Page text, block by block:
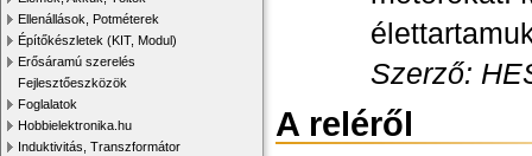
Ellenállások, Potméterek
Építőkészletek (KIT, Modul)
Erősáramú szerelés
Fejlesztőeszközök
Foglalatok
Hobbielektronika.hu
Induktivitás, Transzformátor
Szerző:
A reléről